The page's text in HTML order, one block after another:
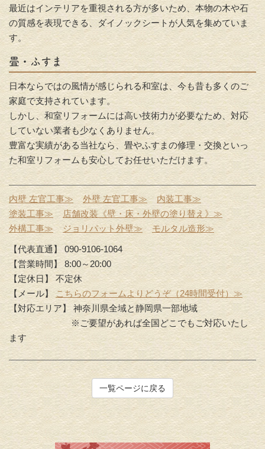
最近はインテリアを重視される方が多いため、本物の木や石
の質感を表現できる、ダイノックシートが人気を集めていま
す。
畳・ふすま
日本ならではの風情が感じられる和室は、今も昔も多くのご
家庭で支持されています。
しかし、和室リフォームには高い技術力が必要なため、対応
していない業者も少なくありません。
豊富な実績がある当社なら、畳やふすまの修理・交換といっ
た和室リフォームも安心してお任せいただけます。
内壁 左官工事≫ 外壁 左官工事≫
内装工事≫
塗装工事≫
店舗改装《壁・床・外壁の塗り替え》≫
外構工事≫
ジョリパット外壁≫ モルタル造形≫
【代表直通】 090-9106-1064
【営業時間】 8:00～20:00
【定休日】 不定休
【メール】こちらのフォームよりどうぞ（24時間受付）≫
【対応エリア】 神奈川県全域と静岡県一部地域
※ご要望があれば全国どこでもご対応いたし
ます
一覧ページに戻る